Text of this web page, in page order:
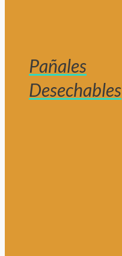
Pañales
Desechables